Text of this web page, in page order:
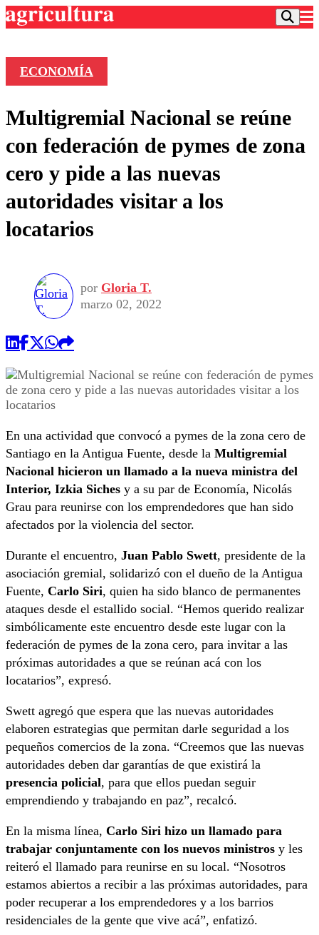
Frecuencias
Agricultura TV
Deportes
Colo Colo
Motor
Seleccion Chilena
Universidad Católica
Universidad de Chile
Entretención
Noticias
Economía
Política
Sustentabilidad
Vida Social
Publicaciones en medios
Comercial
ECONOMÍA
Multigremial Nacional se reúne
con federación de pymes de zona
cero y pide a las nuevas
autoridades visitar a los
locatarios
por Gloria T.
marzo 02, 2022
En una actividad que convocó a pymes de la zona cero de
Santiago en la Antigua Fuente, desde la Multigremial
Nacional hicieron un llamado a la nueva ministra del
Interior, Izkia Siches y a su par de Economía, Nicolás
Grau para reunirse con los emprendedores que han sido
afectados por la violencia del sector.
Durante el encuentro, Juan Pablo Swett, presidente de la
asociación gremial, solidarizó con el dueño de la Antigua
Fuente, Carlo Siri, quien ha sido blanco de permanentes
ataques desde el estallido social. “Hemos querido realizar
simbólicamente este encuentro desde este lugar con la
federación de pymes de la zona cero, para invitar a las
próximas autoridades a que se reúnan acá con los
locatarios”, expresó.
Swett agregó que espera que las nuevas autoridades
elaboren estrategias que permitan darle seguridad a los
pequeños comercios de la zona. “Creemos que las nuevas
autoridades deben dar garantías de que existirá la
presencia policial, para que ellos puedan seguir
emprendiendo y trabajando en paz”, recalcó.
En la misma línea, Carlo Siri hizo un llamado para
trabajar conjuntamente con los nuevos ministros y les
reiteró el llamado para reunirse en su local. “Nosotros
estamos abiertos a recibir a las próximas autoridades, para
poder recuperar a los emprendedores y a los barrios
residenciales de la gente que vive acá”, enfatizó.